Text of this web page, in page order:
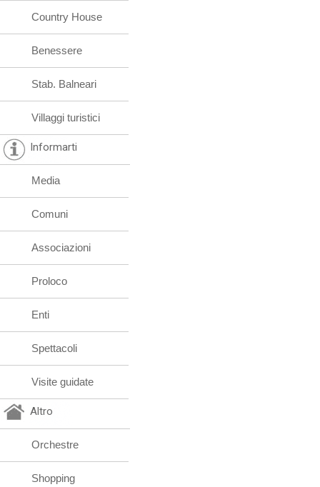
Country House
Benessere
Stab. Balneari
Villaggi turistici
Informarti
Media
Comuni
Associazioni
Proloco
Enti
Spettacoli
Visite guidate
Altro
Orchestre
Shopping